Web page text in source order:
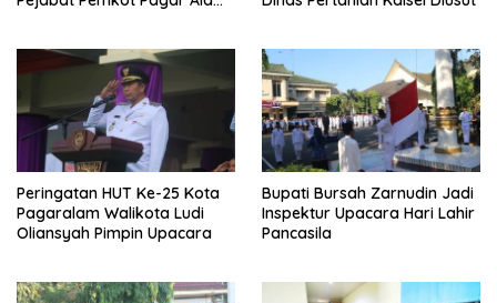
Peringatan HUT Ke-25 Kota
Pagaralam Walikota Ludi
Oliansyah Pimpin Upacara
Bupati Bursah Zarnudin Jadi
Inspektur Upacara Hari Lahir
Pancasila